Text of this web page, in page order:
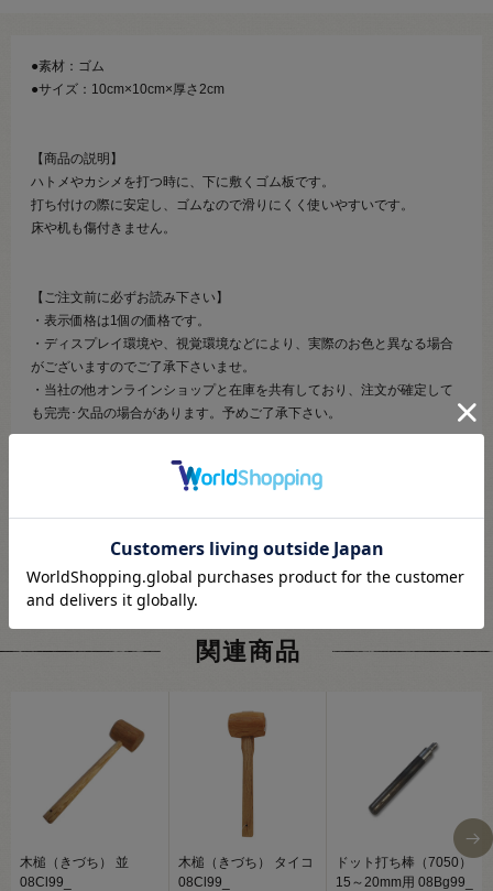
●素材：ゴム
●サイズ：10cm×10cm×厚さ2cm
【商品の説明】
ハトメやカシメを打つ時に、下に敷くゴム板です。
打ち付けの際に安定し、ゴムなので滑りにくく使いやすいです。
床や机も傷付きません。
【ご注文前に必ずお読み下さい】
・表示価格は1個の価格です。
・ディスプレイ環境や、視覚環境などにより、実際のお色と異なる場合
がございますのでご了承下さいませ。
・当社の他オンラインショップと在庫を共有しており、注文が確定して
も完売･欠品の場合があります。予めご了承下さい。
関連商品
木槌（きづち） 並
08Cl99_
木槌（きづち） タイコ
08Cl99_
ドット打ち棒（7050）
15～20mm用 08Bg99_